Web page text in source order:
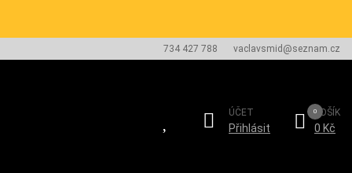
734 427 788 vaclavsmid@seznam.cz
ÚČET
Přihlásit
KOŠÍK
0 Kč